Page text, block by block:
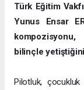
Türk Eğitim
Yunus Ensar
bilinçle
Pilotluk,